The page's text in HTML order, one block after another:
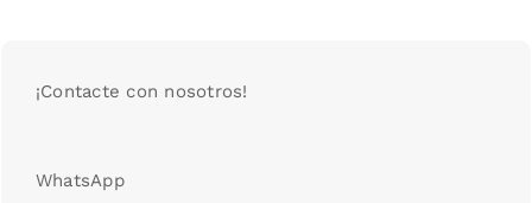
¡Contacte con nosotros!
WhatsApp